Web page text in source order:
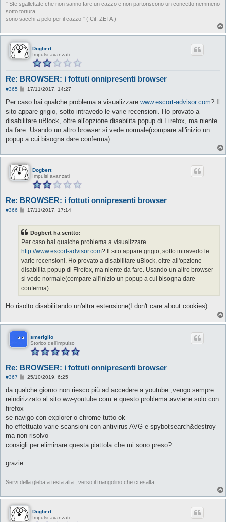
" Ste sgallettate che non sanno fare un cazzo e non partoriscono un concetto nemmeno
sotto tortura
sono sacchi a pelo per il cazzo " ( Cit. ZETA )
Dogbert
Impulsi avanzati
Re: BROWSER: i fottuti onnipresenti browser
#365
M
s
a
g
g
i
o
17/11/2017, 14:27
Per caso hai qualche problema a visualizzare www.escort-advisor.com? Il
sito appare grigio, sotto intravedo le varie recensioni. Ho provato a
disabilitare uBlock, oltre all'opzione disabilita popup di Firefox, ma niente
da fare. Usando un altro browser si vede normale(compare all'inizio un
popup a cui bisogna dare conferma).
Dogbert
Impulsi avanzati
Re: BROWSER: i fottuti onnipresenti browser
#366
M
a
g
g
i
o
17/11/2017, 17:14
Dogbert ha scritto:
Per caso hai qualche problema a visualizzare
http://www.escort-advisor.com? Il sito appare grigio, sotto intravedo le
varie recensioni. Ho provato a disabilitare uBlock, oltre all'opzione
disabilita popup di Firefox, ma niente da fare. Usando un altro browser
si vede normale(compare all'inizio un popup a cui bisogna dare
conferma).
Ho risolto disabilitando un'altra estensione(I don't care about cookies).
smeriglio
Storico dell'impulso
Re: BROWSER: i fottuti onnipresenti browser
#367
M
s
a
i
o
25/10/2019, 6:25
da qualche giorno non riesco più ad accedere a youtube ,vengo sempre
reindirizzato al sito ww-youtube.com e questo problema avviene solo con
firefox
se navigo con explorer o chrome tutto ok
ho effettuato varie scansioni con antivirus AVG e spybotsearch&destroy
ma non risolvo
consigli per eliminare questa piattola che mi sono preso?
grazie
Servi della gleba a testa alta , verso il triangolino che ci esalta
Dogbert
Impulsi avanzati